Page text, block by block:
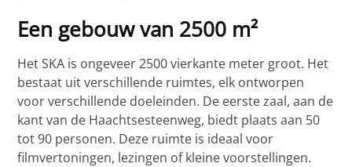
Een gebouw van 2500 m²
Het SKA is ongeveer 2500 vierkante meter groot. Het
bestaat uit verschillende ruimtes, elk ontworpen
voor verschillende doeleinden. De eerste zaal, aan de
kant van de Haachtsesteenweg, biedt plaats aan 50
tot 90 personen. Deze ruimte is ideaal voor
filmvertoningen, lezingen of kleine voorstellingen.